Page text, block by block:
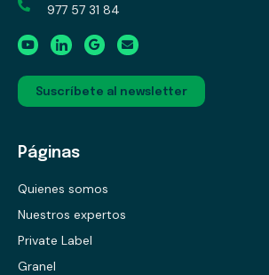
977 57 31 84
Suscríbete al newsletter
Páginas
Quienes somos
Nuestros expertos
Private Label
Granel